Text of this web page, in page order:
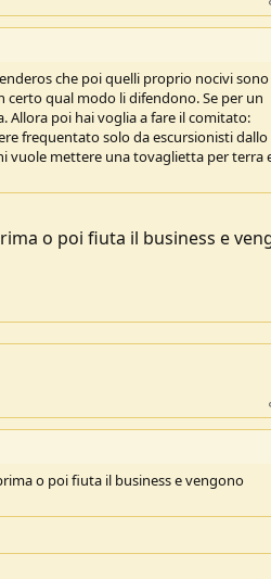
che poi quelli proprio nocivi
certo qual modo li difendono. Se per un
Allora poi hai voglia a fare il comitato:
frequentato solo da escursionisti dallo
vuole mettere una tovaglietta per terra
o poi fiuta il business e
o poi fiuta il business e vengono